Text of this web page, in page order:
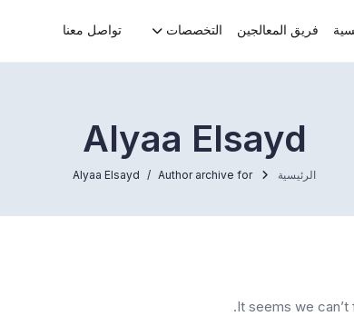
فريق المعالجين التخصصات تواصل معنا
Alyaa Elsayd
الرئيسية Author archive for
Alyaa Elsayd
It seems we can’t